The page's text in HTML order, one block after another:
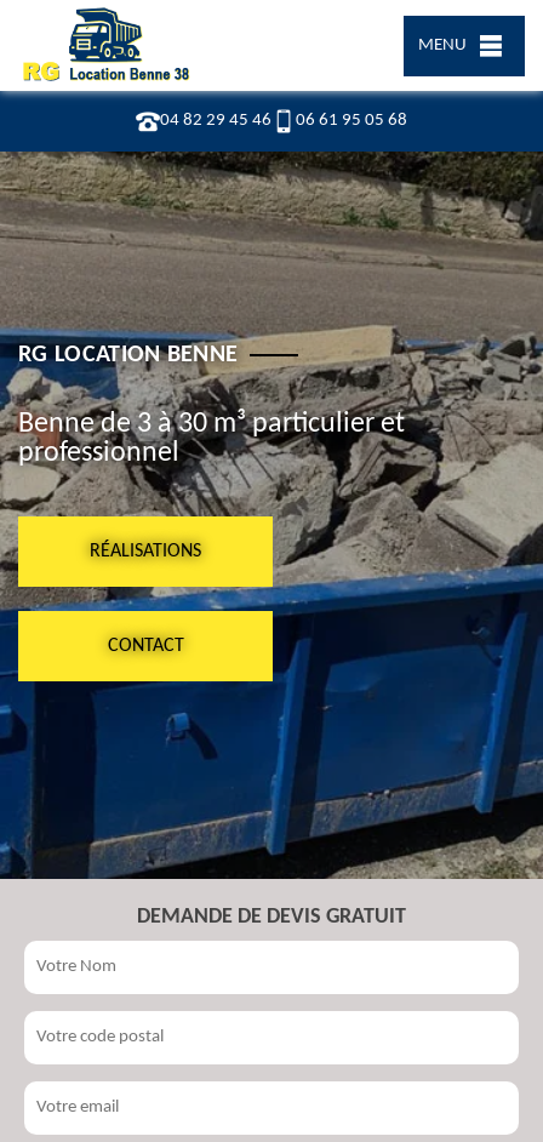
04 82 29 45 46 06 61 95 05 68
MENU
RG LOCATION BENNE
Benne de 3 à 30 m³ particulier et
professionnel
RÉALISATIONS
CONTACT
DEMANDE DE DEVIS GRATUIT